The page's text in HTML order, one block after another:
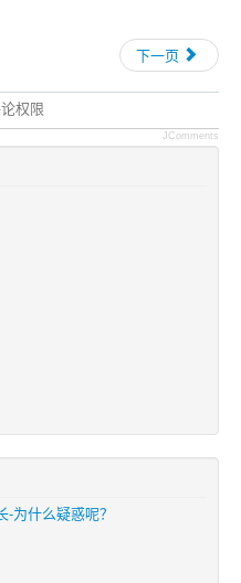
下一页
权限
JComments
为什么疑惑呢？